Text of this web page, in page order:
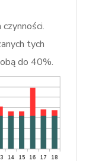
tych
do 40%.